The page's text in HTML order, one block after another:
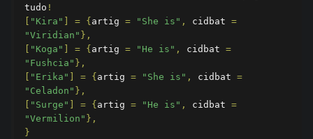
tudo !
"Kira" = { artig = "She is" , cidbat =
"Viridian" },
"Koga" = { artig = "He is" , cidbat =
"Fushcia" },
"Erika" = { artig = "She is" , cidbat =
"Celadon" },
"Surge" = { artig = "He is" , cidbat =
"Vermilion" },
}